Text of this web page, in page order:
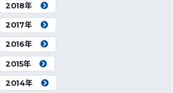
2018年
2017年
2016年
2015年
2014年